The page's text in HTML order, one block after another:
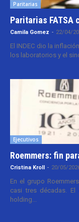
Paritarias
Paritarias FATSA
Camila Gomez - 22/04/
El INDEC dio la
los laboratorios y el
Ejecutivos
Roemmers: fin
Cristina Kroll - 20/05/
En el grupo
casi tres décadas. El
holding...